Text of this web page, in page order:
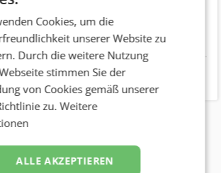
+43 (664) 3004372
http://ritzlfilm.at/de/
Cookies, um die
unserer Website zu
Durch die weitere Nutzung
stimmen Sie der
von Cookies gemäß unserer
zu.Weitere
ALLE AKZEPTIEREN